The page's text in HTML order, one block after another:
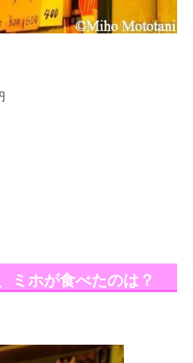
ミホが食べたのは？